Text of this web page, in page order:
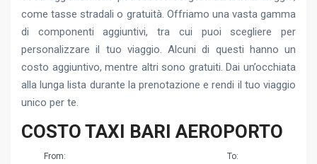
come tasse stradali o gratuità. Offriamo una vasta gamma
di componenti aggiuntivi, tra cui puoi scegliere per
personalizzare il tuo viaggio. Alcuni di questi hanno un
costo aggiuntivo, mentre altri sono gratuiti. Dai un’occhiata
alla lunga lista durante la prenotazione e rendi il tuo viaggio
unico per te.
COSTO TAXI BARI AEROPORTO
From: To: